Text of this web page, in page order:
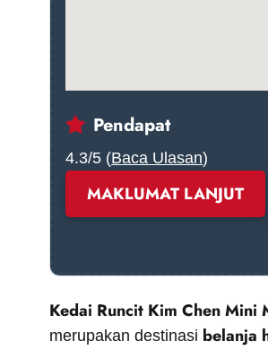
Pendapat
4.3/5 (Baca Ulasan)
MAKLUMAT LANJUT
Kedai Runcit Kim Chen Mini
merupakan destinasi belanja